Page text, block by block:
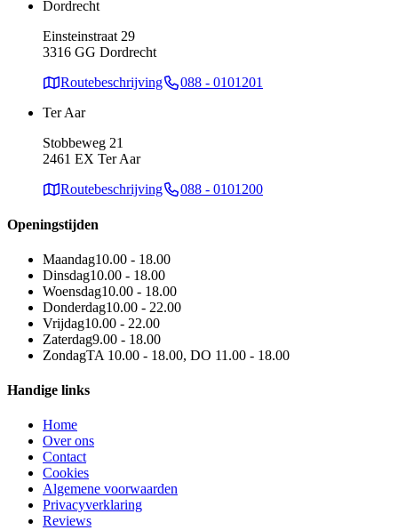
Dordrecht
Einsteinstraat 29
3316 GG Dordrecht
Routebeschrijving
088 - 0101201
Ter Aar
Stobbeweg 21
2461 EX Ter Aar
Routebeschrijving
088 - 0101200
Openingstijden
Maandag10.00 - 18.00
Dinsdag10.00 - 18.00
Woensdag10.00 - 18.00
Donderdag10.00 - 22.00
Vrijdag10.00 - 22.00
Zaterdag9.00 - 18.00
ZondagTA 10.00 - 18.00, DO 11.00 - 18.00
Handige links
Home
Over ons
Contact
Cookies
Algemene voorwaarden
Privacyverklaring
Reviews